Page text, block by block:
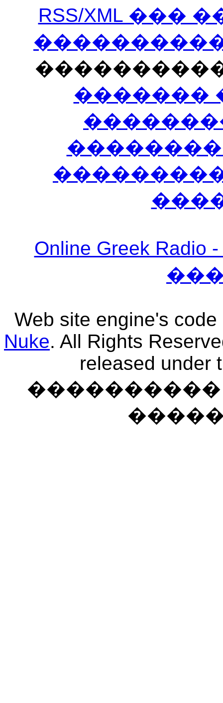
RSS/XML
�������
Online Greek
Web site engine's
Nuke. All Rights
released under
����������